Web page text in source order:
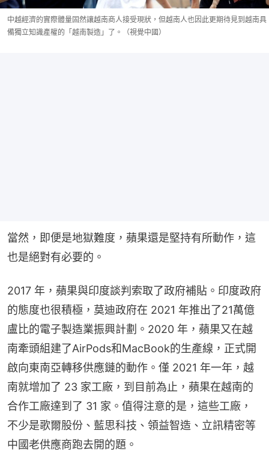
中越經濟的實際體量固然讓越南商人接受現狀，但越南人也因此更期待見到越南具
備獨立知識產權的「越南製造」了。（視覺中國）
當然，即便是地獄難度，蘋果還是堅持有所動作，這
也是絕對有必要的。
2017 年，蘋果與印度談判索取了政府補貼。印度政府
的態度也很積極，莫迪政府在 2021 年推出了21萬億
盧比的電子製造業振興計劃。2020 年，蘋果又在越
南牽頭組建了AirPods和MacBook的生產線，正式開
啟向東南亞轉移供應鏈的動作。僅 2021 年一年，越
南就增加了 23 家工廠，到目前為止，蘋果在越南的
合作工廠達到了 31 家。值得注意的是，這些工廠，
不少是歌爾股份、藍思科技、領益智造、立訊精密等
中國老供應商跑去開的題。